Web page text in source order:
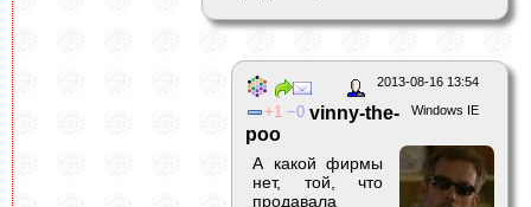
2013-08-16 13:54
Windows IE
1 0 vinny-the-
poo
А какой фирмы
нет, той, что
продавала